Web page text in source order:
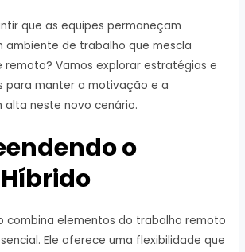
que as equipes permaneçam
ambiente de trabalho que mescla
remoto? Vamos explorar estratégias e
para manter a motivação e a
neste novo cenário.
o
combina elementos do trabalho remoto
Ele oferece uma flexibilidade que